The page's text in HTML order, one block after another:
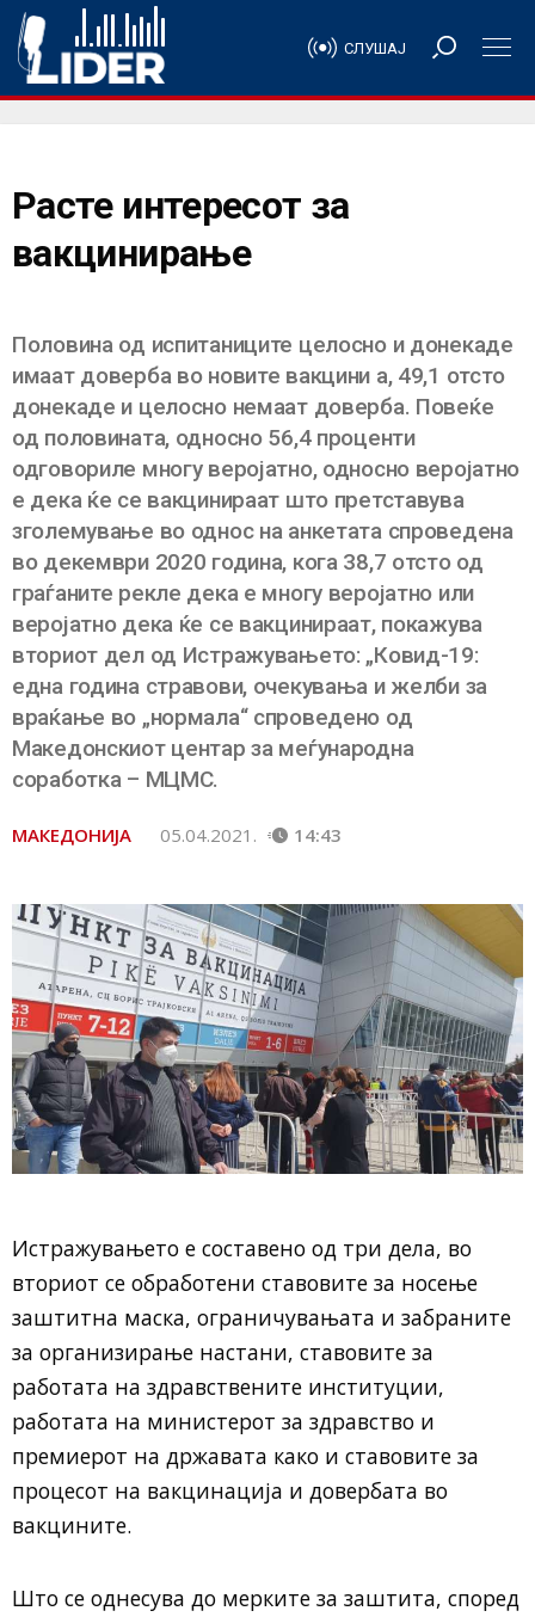
СЛУШАЈ
Расте интересот за
вакцинирање
Половина од испитаниците целосно и донекаде
имаат доверба во новите вакцини а, 49,1 отсто
донекаде и целосно немаат доверба. Повеќе
од половината, односно 56,4 проценти
одговориле многу веројатно, односно веројатно
е дека ќе се вакцинираат што претставува
зголемување во однос на анкетата спроведена
во декември 2020 година, кога 38,7 отсто од
граѓаните рекле дека е многу веројатно или
веројатно дека ќе се вакцинираат, покажува
вториот дел од Истражувањето: „Ковид-19:
една година стравови, очекувања и желби за
враќање во „нормала“ спроведено од
Македонскиот центар за меѓународна
соработка – МЦМС.
МАКЕДОНИЈА 05.04.2021. 14:43
Истражувањето е составено од три дела, во
вториот се обработени ставовите за носење
заштитна маска, ограничувањата и забраните
за организирање настани, ставовите за
работата на здравствените институции,
работата на министерот за здравство и
премиерот на државата како и ставовите за
процесот на вакцинација и довербата во
вакцините.
Што се однесува до мерките за заштита, според